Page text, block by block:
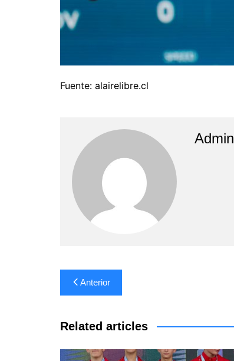
Fuente: alairelibre.cl
Admin
Navegación
de
entradas
Anterior
Related articles